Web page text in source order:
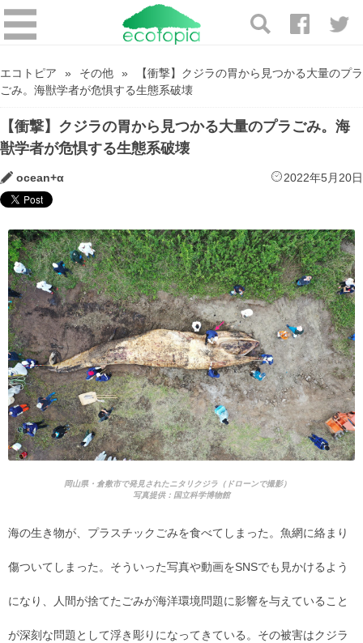
エコトピア その他
【衝撃】クジラの胃から見つかる大量のプラ
ごみ。海獣学者が危惧する生態系破壊
【衝撃】クジラの胃から見つかる大量のプラごみ。海
獣学者が危惧する生態系破壊
ocean+α 2022年5月20日
岡山県・倉敷市で発見されたニタリクジラ（ドローンで撮影）
写真提供：国立科学博物館
海の生き物が、プラスチックごみを食べてしまった。魚網に絡まり
傷ついてしまった。そういった写真や動画をSNSでも見かけるよう
になり、人間が捨てたごみが海洋環境問題に影響を与えていること
が深刻な問題として浮き彫りになってきている。その被害はクジラ